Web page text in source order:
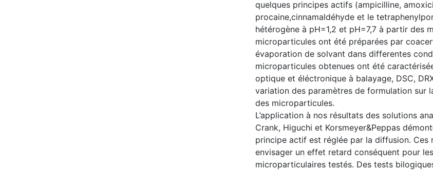
quelques principes actifs (ampicilline,
procaine,cinnamaldéhyde et le
hétérogène à pH=1,2 et pH=7,7 à partir des
microparticules ont été préparées par
évaporation de solvant dans differentes
microparticules obtenues ont été
optique et éléctronique à balayage, DSC,
variation des paramètres de formulation sur
des microparticules.
L’application à nos résultats des solutions
Crank, Higuchi et Korsmeyer&Peppas
principe actif est réglée par la diffusion. Ces
envisager un effet retard conséquent pour
microparticulaires testés. Des tests